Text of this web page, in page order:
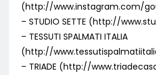
(http://www.instagram.com/
– STUDIO SETTE (http://
– TESSUTI SPALMATI ITALIA
(http://
– TRIADE (http://